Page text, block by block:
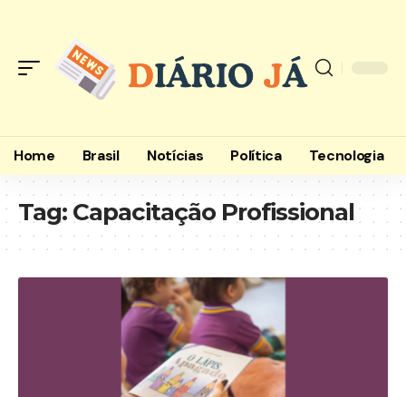
Home Brasil Notícias Política Tecnologia
Tag: Capacitação Profissional